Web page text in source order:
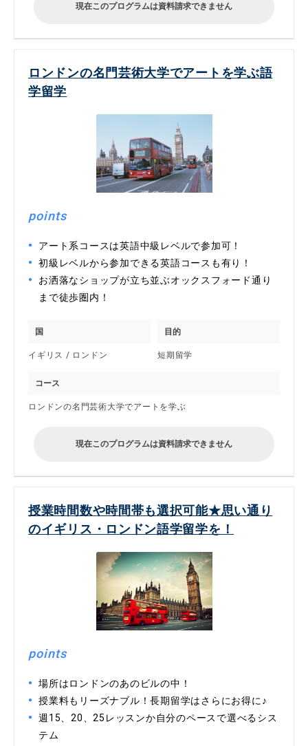
現在このプログラムは資料請求できません
ロンドンの名門芸術大学でアートを学ぶ語
学留学
points
アート系コースは英語中級レベルで参加可！
初級レベルから参加できる英語コースも有り！
お洒落なショップが立ち並ぶオックスフォード通り
まで徒歩圏内！
国
イギリス / ロンドン
目的
短期留学
コース
ロンドンの名門芸術大学でアートを学ぶ
現在このプログラムは資料請求できません
授業時間数や時間帯も選択可能★思い通り
のイギリス・ロンドン語学留学を！
points
場所はロンドンのあのビルの中！
授業料もリーズナブル！長期留学はさらにお得に♪
週15、20、25レッスンか自分のペースで選べるシス
テム